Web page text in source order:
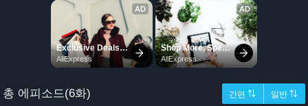
총 에피소드(6화) 간편 ⇅ 일반 ⇅